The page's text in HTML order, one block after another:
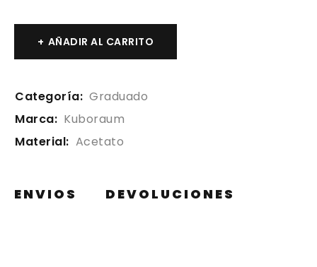
AÑADIR AL CARRITO
Categoría: Graduado
Marca: Kuboraum
Material: Acetato
ENVIOS DEVOLUCIONES